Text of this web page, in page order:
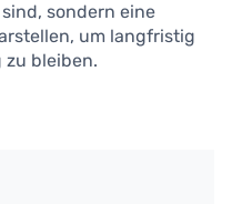
sondern eine
um langfristig
bleiben.